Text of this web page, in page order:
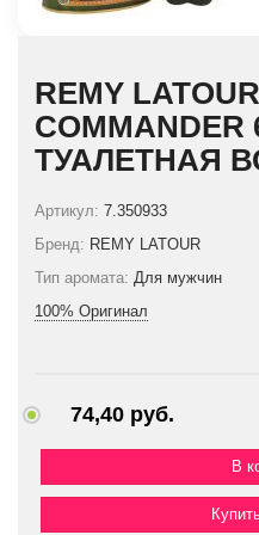
REMY
COMMANDER
ТУАЛЕТНАЯ
Артикул: 7.350933
Бренд: REMY LATOUR
Тип аромата: Для мужчин
100% Оригинал
74,40 руб.